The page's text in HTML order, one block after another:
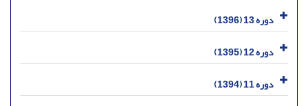
دوره 13 (1396)
دوره 12 (1395)
دوره 11 (1394)